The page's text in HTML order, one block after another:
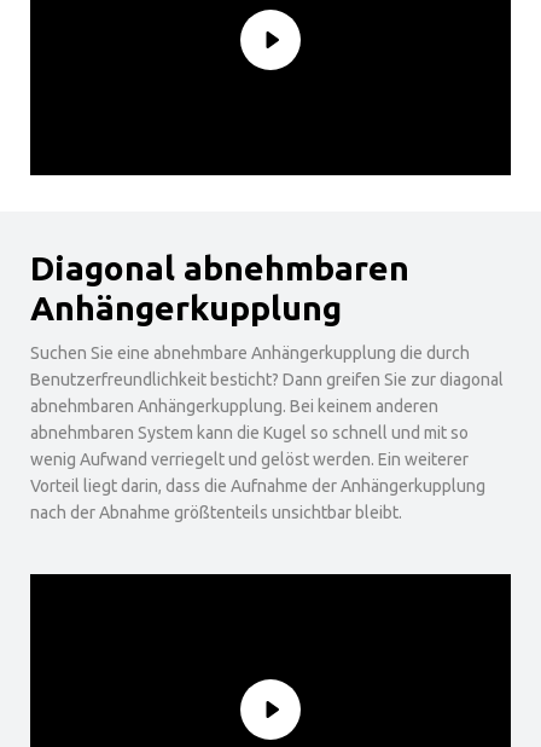
Diagonal abnehmbaren
Anhängerkupplung
Suchen Sie eine abnehmbare Anhängerkupplung die durch
Benutzerfreundlichkeit besticht? Dann greifen Sie zur diagonal
abnehmbaren Anhängerkupplung. Bei keinem anderen
abnehmbaren System kann die Kugel so schnell und mit so
wenig Aufwand verriegelt und gelöst werden. Ein weiterer
Vorteil liegt darin, dass die Aufnahme der Anhängerkupplung
nach der Abnahme größtenteils unsichtbar bleibt.